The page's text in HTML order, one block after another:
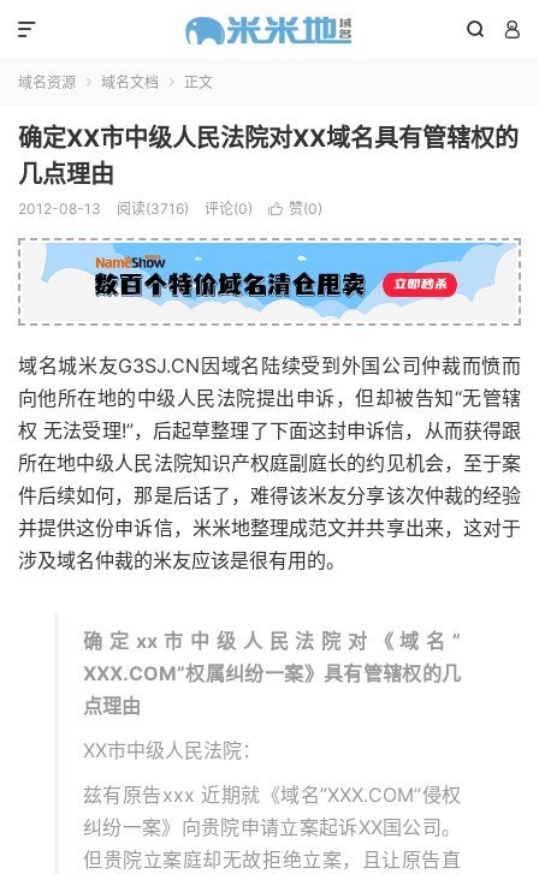
 

域名资源  域名文档  正文
确定XX市中级人民法院对XX域名具有管辖权的
几点理由
2012-08-13 阅读(3716) 评论(0)  赞(0)
域名城米友G3SJ.CN因域名陆续受到外国公司仲裁而愤而
向他所在地的中级人民法院提出申诉，但却被告知“无管辖
权 无法受理!”，后起草整理了下面这封申诉信，从而获得跟
所在地中级人民法院知识产权庭副庭长的约见机会，至于案
件后续如何，那是后话了，难得该米友分享该次仲裁的经验
并提供这份申诉信，米米地整理成范文并共享出来，这对于
涉及域名仲裁的米友应该是很有用的。
确定xx市中级人民法院对《域名”
XXX.COM”权属纠纷一案》具有管辖权的几
点理由
XX市中级人民法院：
兹有原告xxx 近期就《域名”XXX.COM”侵权
纠纷一案》向贵院申请立案起诉XX国公司。
但贵院立案庭却无故拒绝立案，且让原告直